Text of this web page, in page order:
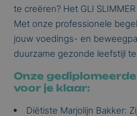
te creëren? Het GLI
Met onze professionele
jouw voedings- en
duurzame gezonde leefstijl
Onze
voor je klaar:
Diëtiste Marjolijn Bakker: